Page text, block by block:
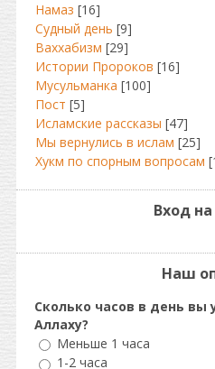
Намаз [16]
Судный день [9]
Ваххабизм [29]
Истории Пророков [16]
Мусульманка [100]
Пост [5]
Исламские рассказы [47]
Мы вернулись в ислам [25]
Хукм по спорным вопросам
Вход
Наш
Сколько часов в день вы
Аллаху?
Меньше 1 часа
1-2 часа